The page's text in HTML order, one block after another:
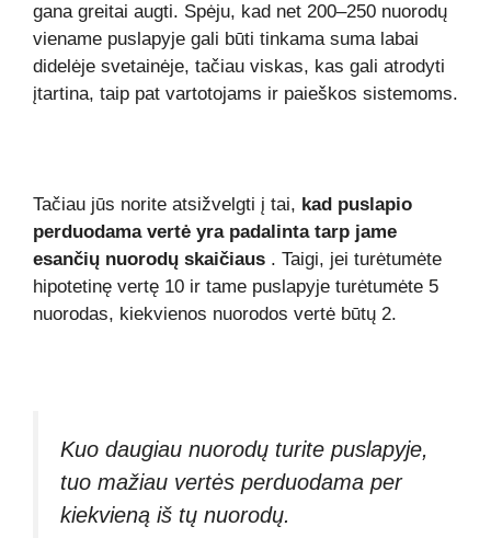
gana greitai augti. Spėju, kad net 200–250 nuorodų
viename puslapyje gali būti tinkama suma labai
didelėje svetainėje, tačiau viskas, kas gali atrodyti
įtartina, taip pat vartotojams ir paieškos sistemoms.
Tačiau jūs norite atsižvelgti į tai, kad puslapio
perduodama vertė yra padalinta tarp jame
esančių nuorodų skaičiaus . Taigi, jei turėtumėte
hipotetinę vertę 10 ir tame puslapyje turėtumėte 5
nuorodas, kiekvienos nuorodos vertė būtų 2.
Kuo daugiau nuorodų turite puslapyje,
tuo mažiau vertės perduodama per
kiekvieną iš tų nuorodų.